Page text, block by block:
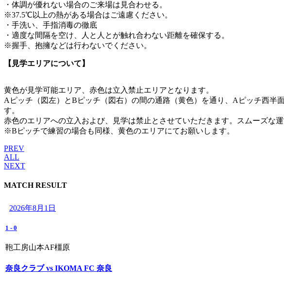
・体調が優れない場合のご来場は見合わせる。
※37.5℃以上の熱がある場合はご遠慮ください。
・手洗い、手指消毒の徹底
・適度な間隔を空け、人と人とが触れ合わない距離を確保する。
※握手、抱擁などは行わないでください。
【見学エリアについて】
黄色が見学可能エリア、赤色は立入禁止エリアとなります。
Aピッチ（図左）とBピッチ（図右）の間の通路（黄色）を通り、Aピッチ西半
す。
赤色のエリアへの立入および、見学は禁止とさせていただきます。スムーズな
※Bピッチで練習の場合も同様、黄色のエリアにてお願いします。
PREV
ALL
NEXT
MATCH RESULT
2026年8月1日
1 - 0
鞄工房山本AF橿原
奈良クラブ vs IKOMA FC 奈良